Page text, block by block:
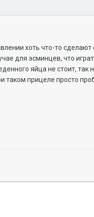
хоть что-то
для эсминцев, что
яйца не стоит,
таком прицеле просто